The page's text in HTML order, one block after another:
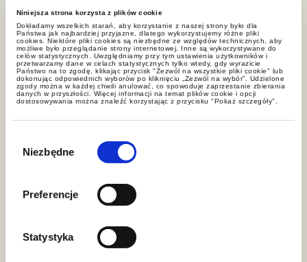
Niniejsza strona korzysta z plików cookie
Dokładamy wszelkich starań, aby korzystanie z naszej strony było dla
Państwa jak najbardziej przyjazne, dlatego wykorzystujemy różne pliki
cookies. Niektóre pliki cookies są niezbędne ze względów technicznych, aby
możliwe było przeglądanie strony internetowej. Inne są wykorzystywane do
celów statystycznych. Uwzględniamy przy tym ustawienia użytkowników i
przetwarzamy dane w celach statystycznych tylko wtedy, gdy wyrazicie
Państwo na to zgodę, klikając przycisk "Zezwól na wszystkie pliki cookie" lub
dokonując odpowiednich wyborów po kliknięciu „Zezwól na wybór”. Udzielone
zgody można w każdej chwili anulować, co spowoduje zaprzestanie zbierania
danych w przyszłości. Więcej informacji na temat plików cookie i opcji
dostosowywania można znaleźć korzystając z przycisku "Pokaż szczegóły".
zgody
Niezbędne
Preferencje
Statystyka
Aktualności